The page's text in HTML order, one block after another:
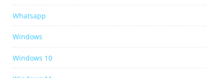
Whatsapp
Windows
Windows 10